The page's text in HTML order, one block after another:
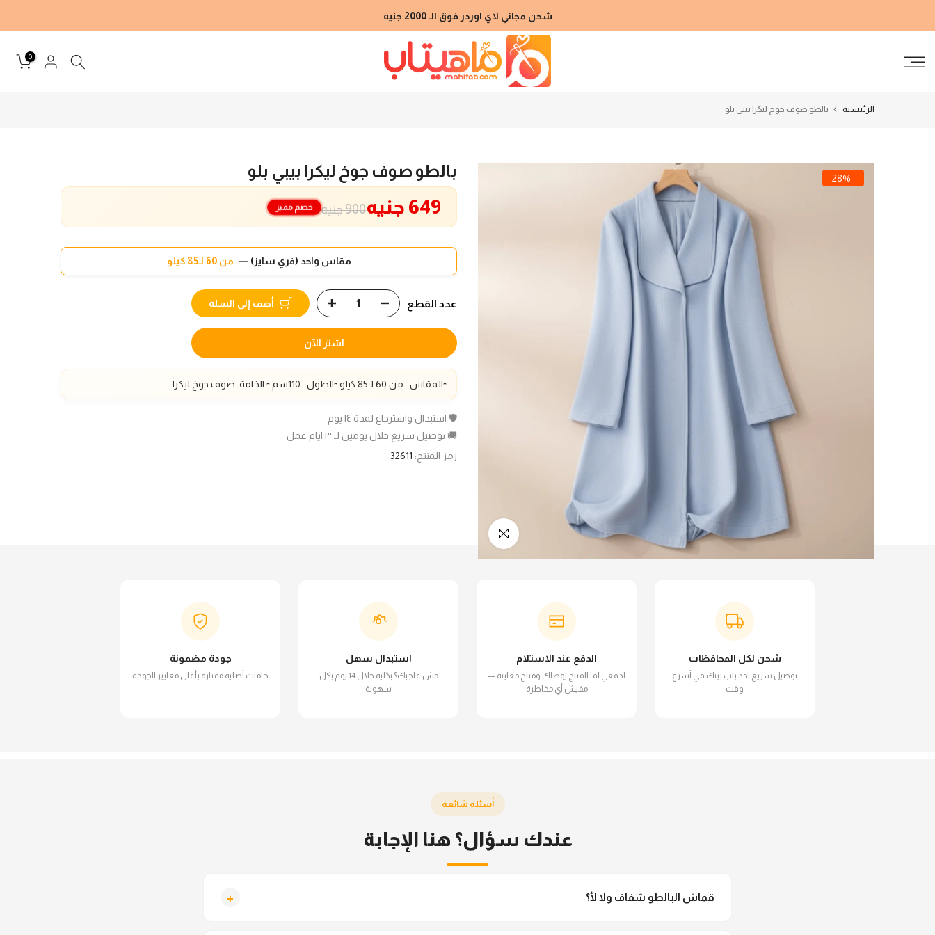
إلى
شحن مجاني لاي اوردر فوق الـ 2000 جنيه
0
الرئيسية بالطو صوف جوخ ليكرا بيبي بلو
-28%
انقر للتكبير
بالطو صوف جوخ ليكرا بيبي بلو
900 جنيه 649 جنيه خصم مميز
مقاس واحد (فري سايز) — من 60 لـ85 كيلو
عدد القطع أضف إلى السلة
اشتر الآن
▫️المقاس : من 60 لـ85 كيلو ▫️الطول : 110سم ▫️ الخامة: صوف جوخ ليكرا
🛡️ استبدال واسترجاع لمدة ١٤ يوم
🚚 توصيل سريع خلال يومين لـ ٣ ايام عمل
رمز المنتج: 32611
شحن لكل المحافظات
توصيل سريع لحد باب بيتك في أسرع
وقت
الدفع عند الاستلام
ادفعي لما المنتج يوصلك ومتاح معاينة —
مفيش أي مخاطرة
استبدال سهل
مش عاجبك؟ بدّليه خلال 14 يوم بكل
سهولة
جودة مضمونة
خامات أصلية ممتازة بأعلى معايير الجودة
أسئلة شائعة
عندك سؤال؟ هنا الإجابة
قماش البالطو شفاف ولا لأ؟ +